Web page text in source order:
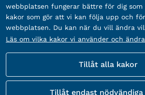
Fler sätt att följa
webbplatsen fungerar bättre för dig som
kakor som gör att vi kan följa upp och
webbplatsen. Du kan när du vill ändra
Läs om vilka kakor vi använder och
Tillåt alla kakor
Tillåt endast